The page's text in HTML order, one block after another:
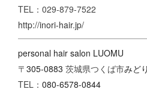
TEL：029-879-7522
http://inori-hair.jp/
personal hair salon LUOMU
〒 305-0883 茨城県つくば市みど
TEL： 080-6578-0844